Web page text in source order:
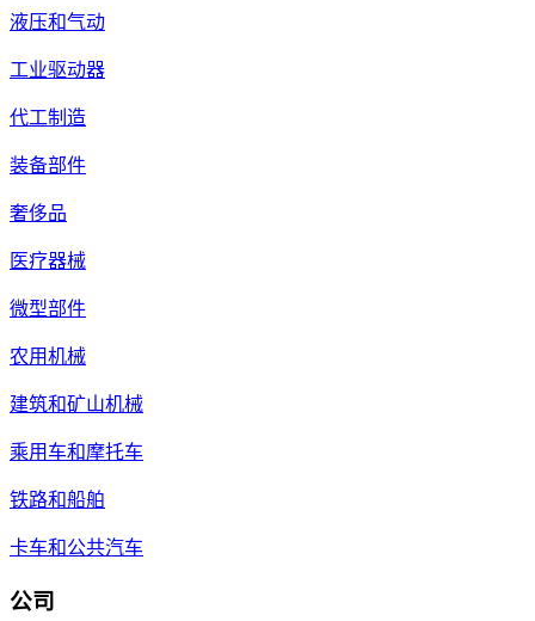
液压和气动
工业驱动器
代工制造
装备部件
奢侈品
医疗器械
微型部件
农用机械
建筑和矿山机械
乘用车和摩托车
铁路和船舶
卡车和公共汽车
公司